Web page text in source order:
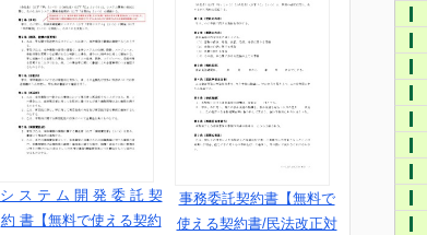
シ ス テ ム 開 発 委 託 契
約 書【無料で使える契約
事務委託契約書【無料で
使える契約書/民法改正対